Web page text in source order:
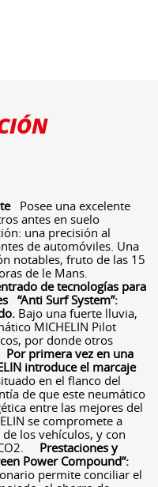
Posee una excelente
antes en suelo
una precisión al
de automóviles. Una
notables, fruto de las 15
de le Mans.
de tecnologías para
“Anti Surf System”:
Bajo una fuerte lluvia,
MICHELIN Pilot
por donde otros
Por primera vez en una
introduce el marcaje
en el flanco del
de que este neumático
entre las mejores del
se compromete a
los vehículos, y con
Prestaciones y
Power Compound”:
permite conciliar el